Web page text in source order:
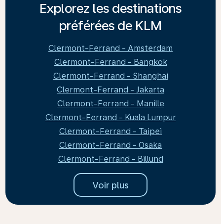
Explorez les destinations
préférées de KLM
Clermont-Ferrand - Amsterdam
Clermont-Ferrand - Bangkok
Clermont-Ferrand - Shanghai
Clermont-Ferrand - Jakarta
Clermont-Ferrand - Manille
Clermont-Ferrand - Kuala Lumpur
Clermont-Ferrand - Taipei
Clermont-Ferrand - Osaka
Clermont-Ferrand - Billund
Voir plus